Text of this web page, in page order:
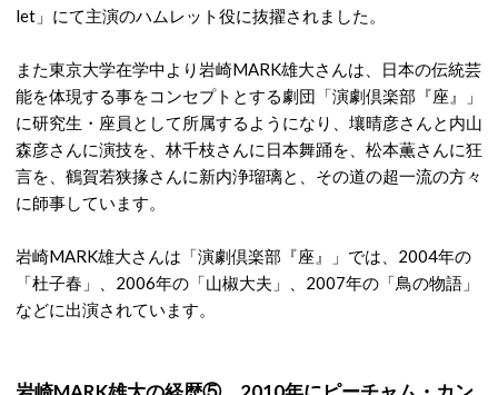
let」にて主演のハムレット役に抜擢されました。
また東京大学在学中より岩崎MARK雄大さんは、日本の伝統芸
能を体現する事をコンセプトとする劇団「演劇倶楽部『座』」
に研究生・座員として所属するようになり、壤晴彦さんと内山
森彦さんに演技を、林千枝さんに日本舞踊を、松本薫さんに狂
言を、鶴賀若狭掾さんに新内浄瑠璃と、その道の超一流の方々
に師事しています。
岩崎MARK雄大さんは「演劇倶楽部『座』」では、2004年の
「杜子春」、2006年の「山椒大夫」、2007年の「鳥の物語」
などに出演されています。